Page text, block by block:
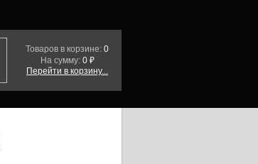
Товаров в корзине: 0
На сумму: 0 ₽
Перейти в корзину...